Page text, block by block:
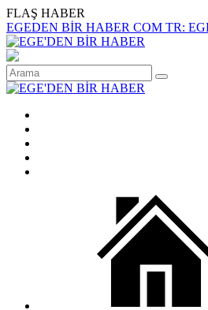
FLAŞ HABER
EGEDEN BİR HABER COM TR: